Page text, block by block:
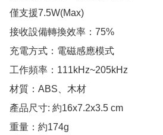
僅支援7.5W(Max)
接收設備轉換效率：75%
充電方式：電磁感應模式
工作頻率：111kHz~205kHz
材質：ABS、木材
產品尺寸: 約16x7.2x3.5 cm
重量：約174g